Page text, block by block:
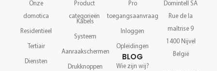
Onze
domotica
Residentieel
Tertiair
Diensten
Product
categorieën
Kabels
Systeem
Aanraakschermen
Drukknoppen
Pro
toegangsaanvraag
Inloggen
Opleidingen
BLOG
Wie zijn wij?
Domintell SA
Rue de la
maîtrise 9
1400 Nijvel
België